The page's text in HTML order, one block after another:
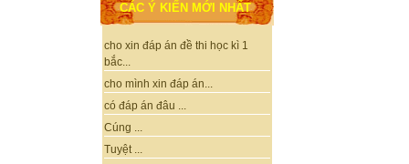
CÁC Ý KIẾN MỚI NHẤT
cho xin đáp án đề thi học kì 1
bắc...
cho mình xin đáp án...
có đáp án đâu ...
Cúng ...
Tuyệt ...